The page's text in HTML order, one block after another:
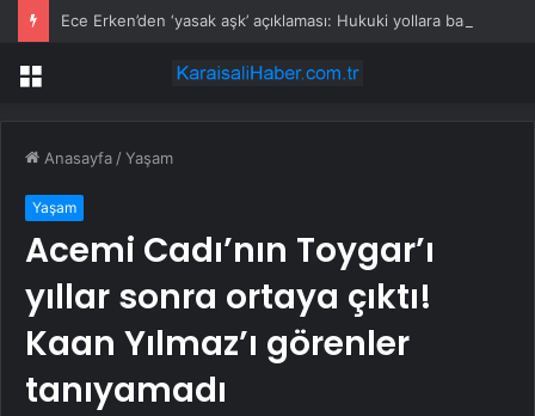
Menü
Anasayfa /Yaşam
Yaşam
Acemi Cadı’nın Toygar’ı
yıllar sonra ortaya çıktı!
Kaan Yılmaz’ı görenler
tanıyamadı